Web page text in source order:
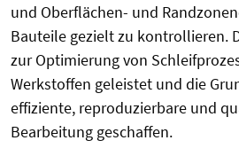
und Oberflächen- und
Bauteile gezielt zu kontrollieren.
zur Optimierung von
Werkstoffen geleistet und die
effiziente, reproduzierbare und
Bearbeitung geschaffen.